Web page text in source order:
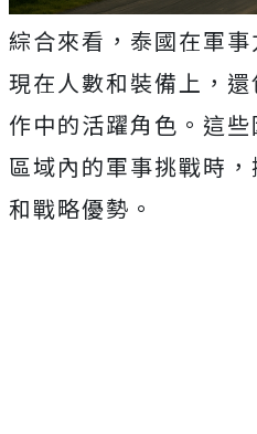
綜合來看，泰國在軍
現在人數和裝備上，
作中的活躍角色。這
區域內的軍事挑戰時
和戰略優勢。